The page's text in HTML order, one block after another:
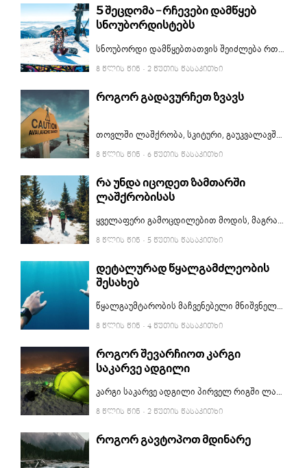
5 შეცდომა – რჩევები დამწყებ
სნოუბორდისტებს
8 ᲬᲚᲘᲡ ᲬᲘᲜ · 2 ᲬᲣᲗᲘᲡ ᲬᲐᲡᲐᲙᲘᲗᲮᲘ
როგორ გადავურჩეთ ზვავს
8 ᲬᲚᲘᲡ ᲬᲘᲜ · 6 ᲬᲣᲗᲘᲡ ᲬᲐᲡᲐᲙᲘᲗᲮᲘ
რა უნდა იცოდეთ ზამთარში
ლაშქრობისას
8 ᲬᲚᲘᲡ ᲬᲘᲜ · 5 ᲬᲣᲗᲘᲡ ᲬᲐᲡᲐᲙᲘᲗᲮᲘ
დეტალურად წყალგამძლეობის
შესახებ
8 ᲬᲚᲘᲡ ᲬᲘᲜ · 4 ᲬᲣᲗᲘᲡ ᲬᲐᲡᲐᲙᲘᲗᲮᲘ
როგორ შევარჩიოთ კარგი
საკარვე ადგილი
კარგი საკარვე ადგილი პირველ რიგში ლამაზ ხედთან ასოცირდება. ხედის შერჩევამდე, ჯობს თუ რჩევებს და უსაფრთხოების წესებს გადავხედავთ. ამ სტატიაში მოკლედ არის აღწერილი, როგორ ვიპოვოთ კარგი ადგილი კარვისთვის.
8 ᲬᲚᲘᲡ ᲬᲘᲜ · 2 ᲬᲣᲗᲘᲡ ᲬᲐᲡᲐᲙᲘᲗᲮᲘ
როგორ გავტოპოთ მდინარე